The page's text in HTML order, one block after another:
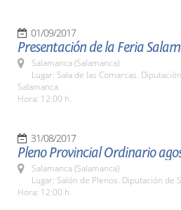
01/09/2017
Presentación de la Feria
Salamanca (Salamanca)
Lugar: Sala de las Comarcas.
Salamanca
Hora: 12:00 h.
31/08/2017
Pleno Provincial Ordinario
Salamanca (Salamanca)
Lugar: Salón de Plenos. Diputación de
Hora: 12:00 h.